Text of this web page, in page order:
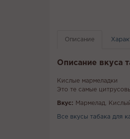
Описание
Описание вкуса
Кислые мармеладки
Это те самые
Вкус: Мармелад,
Все вкусы табака для